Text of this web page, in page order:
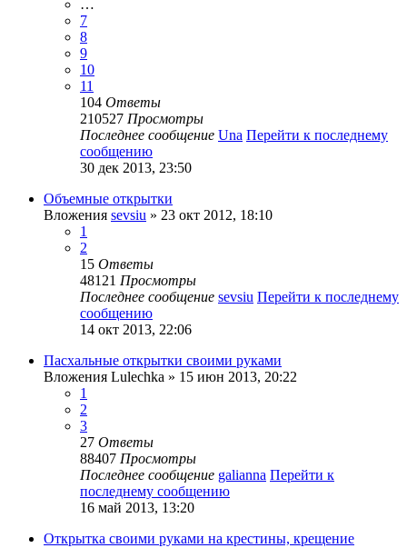
…
7
8
9
10
11
104 Ответы
210527 Просмотры
Последнее сообщение Una Перейти к последнему
сообщению
30 дек 2013, 23:50
Объемные открытки
Вложения sevsiu » 23 окт 2012, 18:10
1
2
15 Ответы
48121 Просмотры
Последнее сообщение sevsiu Перейти к последнему
сообщению
14 окт 2013, 22:06
Пасхальные открытки своими руками
Вложения Lulechka » 15 июн 2013, 20:22
1
2
3
27 Ответы
88407 Просмотры
Последнее сообщение galianna Перейти к
последнему сообщению
16 май 2013, 13:20
Открытка своими руками на крестины, крещение